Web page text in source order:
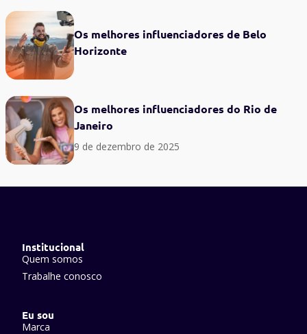
Os melhores influenciadores de Belo
Horizonte
Os melhores influenciadores do Rio de
Janeiro
9 de dezembro de 2025
Institucional
Quem somos
Trabalhe conosco
Eu sou
Marca